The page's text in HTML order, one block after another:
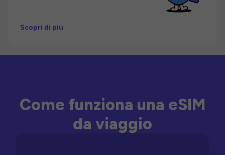
Scopri di più
Come funziona una eSIM
da viaggio